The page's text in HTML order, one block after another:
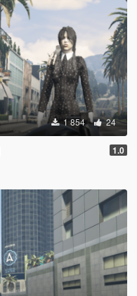
1 854 24
1.0